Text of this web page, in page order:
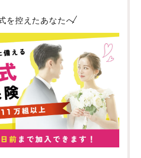
を控えたあなたへ